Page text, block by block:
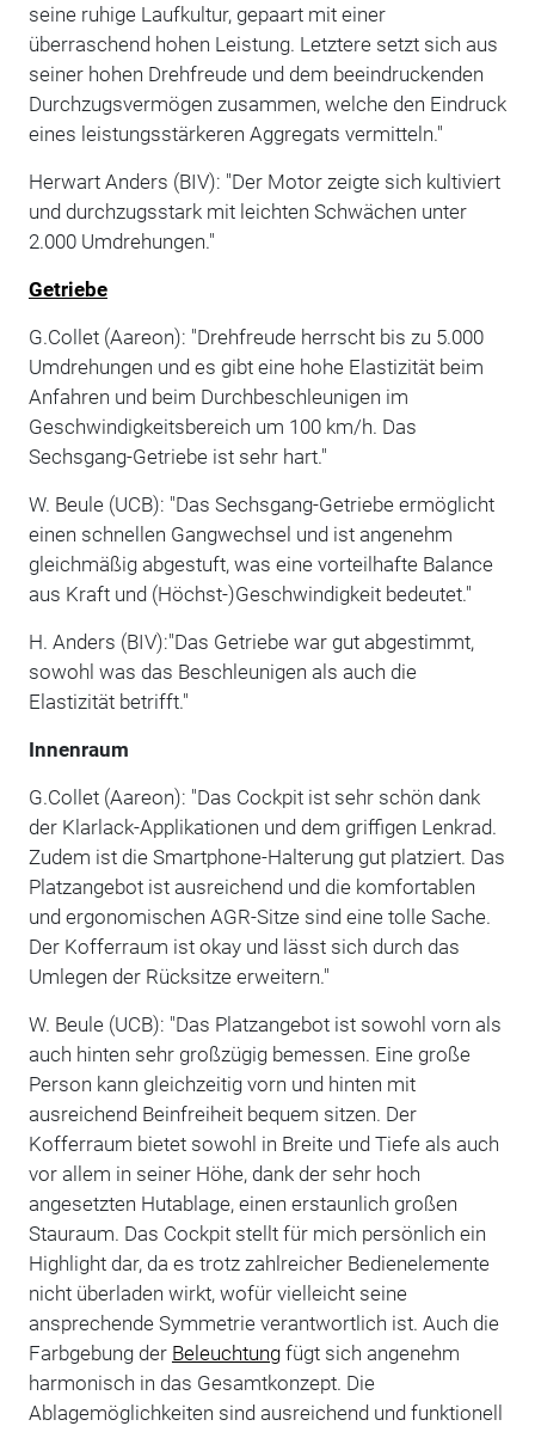
seine ruhige Laufkultur, gepaart mit einer
überraschend hohen Leistung. Letztere setzt sich aus
seiner hohen Drehfreude und dem beeindruckenden
Durchzugsvermögen zusammen, welche den Eindruck
eines leistungsstärkeren Aggregats vermitteln."
Herwart Anders (BIV): "Der Motor zeigte sich kultiviert
und durchzugsstark mit leichten Schwächen unter
2.000 Umdrehungen."
Getriebe
G.Collet (Aareon): "Drehfreude herrscht bis zu 5.000
Umdrehungen und es gibt eine hohe Elastizität beim
Anfahren und beim Durchbeschleunigen im
Geschwindigkeitsbereich um 100 km/h. Das
Sechsgang-Getriebe ist sehr hart."
W. Beule (UCB): "Das Sechsgang-Getriebe ermöglicht
einen schnellen Gangwechsel und ist angenehm
gleichmäßig abgestuft, was eine vorteilhafte Balance
aus Kraft und (Höchst-)Geschwindigkeit bedeutet."
H. Anders (BIV):"Das Getriebe war gut abgestimmt,
sowohl was das Beschleunigen als auch die
Elastizität betrifft."
Innenraum
G.Collet (Aareon): "Das Cockpit ist sehr schön dank
der Klarlack-Applikationen und dem griffigen Lenkrad.
Zudem ist die Smartphone-Halterung gut platziert. Das
Platzangebot ist ausreichend und die komfortablen
und ergonomischen AGR-Sitze sind eine tolle Sache.
Der Kofferraum ist okay und lässt sich durch das
Umlegen der Rücksitze erweitern."
W. Beule (UCB): "Das Platzangebot ist sowohl vorn als
auch hinten sehr großzügig bemessen. Eine große
Person kann gleichzeitig vorn und hinten mit
ausreichend Beinfreiheit bequem sitzen. Der
Kofferraum bietet sowohl in Breite und Tiefe als auch
vor allem in seiner Höhe, dank der sehr hoch
angesetzten Hutablage, einen erstaunlich großen
Stauraum. Das Cockpit stellt für mich persönlich ein
Highlight dar, da es trotz zahlreicher Bedienelemente
nicht überladen wirkt, wofür vielleicht seine
ansprechende Symmetrie verantwortlich ist. Auch die
Farbgebung der Beleuchtungfügt sich angenehm
harmonisch in das Gesamtkonzept. Die
Ablagemöglichkeiten sind ausreichend und funktionell